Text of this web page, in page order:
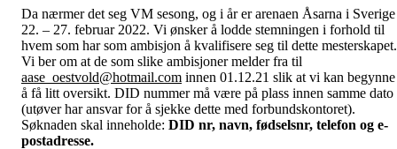
Da nærmer det seg VM sesong, og i år er arenaen Åsarna i Sverige
22. – 27. februar 2022. Vi ønsker å lodde stemningen i forhold til
hvem som har som ambisjon å kvalifisere seg til dette mesterskapet.
Vi ber om at de som slike ambisjoner melder fra til
aase_oestvold@hotmail.com innen 01.12.21 slik at vi kan begynne
å få litt oversikt. DID nummer må være på plass innen samme dato
(utøver har ansvar for å sjekke dette med forbundskontoret).
Søknaden skal inneholde: DID nr, navn, fødselsnr, telefon og e-
postadresse.